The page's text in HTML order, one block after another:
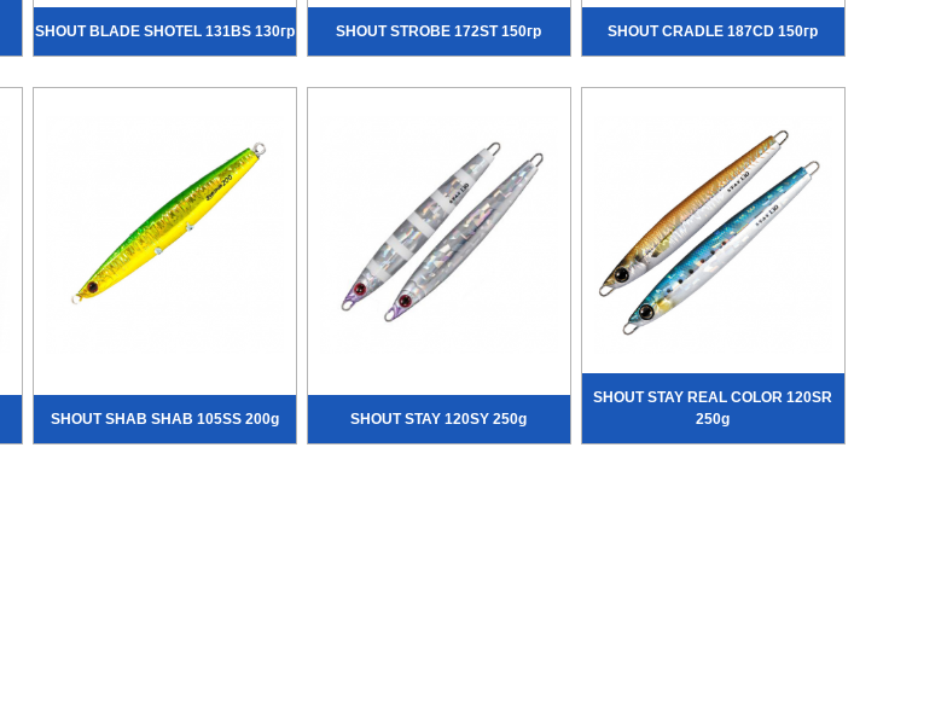
SHOUT BLADE SHOTEL 131BS 130гр SHOUT STROBE 172ST 150гр SHOUT CRADLE 187CD 150гр
SHOUT SHAB SHAB 105SS 200g SHOUT STAY 120SY 250g
SHOUT STAY REAL COLOR 120SR
250g